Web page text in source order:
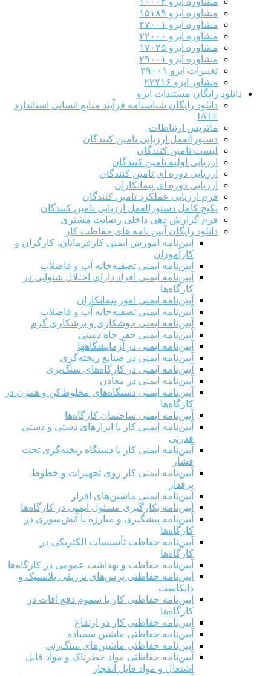
مشاوره ایزو ۱۵۱۸۹
مشاوره ایزو ۲۷۰۰۱
مشاوره ایزو ۲۲۰۰۰
مشاوره ایزو ۱۷۰۲۵
مشاوره ایزو ۲۹۰۰۱
تغییرات ایزو ۲۹۰۰۱
مشاور ایزو ۲۲۷۱۶
دانلود رایگان مستندات ایزو
دانلود رایگان شناسنامه فرآیند منابع انسانی استاندارد
IATF
ماتریس ارتباطات
دستورالعمل ارزیابی تامین کنندگان
لیست تامین کنندگان
ارزیابی اولیه تامین کنندگان
ارزیابی دوره ای تامین کنندگان
ارزیابی دوره ای پیمانکاران
فرم ارزيابی عملکرد تامین کنندگان
پکیج کامل دستورالعمل ارزیابی تامین کنندگان
فرم گزارش دهی داخلی رضایت مشتری
دانلود رایگان آیین نامه های حفاظت کار
آیین‌نامه آموزش ایمنی کارفرمایان، کارگران و
کارآموزان
آیین‌نامه ایمنی تصفیه‌خانه آب و فاضلاب
آیین‌نامه ایمنی افراد دارای اختلال شنوایی در
کارگاه‌ها
آیین‌نامه ایمنی امور پیمانکاران
آیین‌نامه ایمنی تصفیه‌خانه آب و فاضلاب
آیین‌نامه ایمنی جوشکاری و برشکاری گرم
آیین‌نامه ایمنی حفر چاه دستی
آیین‌نامه ایمنی در آزمایشگاهها
آیین‌نامه ایمنی در صنایع ریخته‌گری
آیین‌نامه ایمنی در کارگاه‌های سنگ‌بری
آیین‌نامه ایمنی در معادن
آیین‌نامه ایمنی دستگاه‌های مخلوط‌کن و همزن در
کارگاه‌ها
آیین‌نامه ایمنی ساختمان کارگاه‌ها
آیین‌نامه ایمنی کار با ابزارهای دستی و دستی
قدرتی
آیین‌نامه ایمنی کار با دستگاه ریخته‌گری تحت
فشار
آیین‌نامه ایمنی کار روی تجهیزات و خطوط
برقدار
آیین‌نامه ایمنی ماشین‌های افزار
آیین‌نامه بکارگیری مسئول ایمنی در کارگاه‌ها
آیین‌نامه پیشگیری و مبارزه با آتش‌سوزی در
کارگاه‌ها
آیین‌نامه حفاظت تأسیسات الکتریکی در
کارگاه‌ها
آیین‌نامه حفاظت و بهداشت عمومی در کارگاه‌ها
آیین‌نامه حفاظتی پرس‌های تزریقی پلاستیک و
دایکاست
آیین‌نامه حفاظتی کار با سموم دفع آفات در
کارگاه‌ها
آیین‌نامه حفاظتی کار در ارتفاع
آیین‌نامه حفاظتی ماشین سمباده
آیین‌نامه حفاظتی ماشین‌های سنگ‌زنی
آیین‌نامه حفاظتی مواد خطرناک و مواد قابل
اشتعال و مواد قابل انفجار